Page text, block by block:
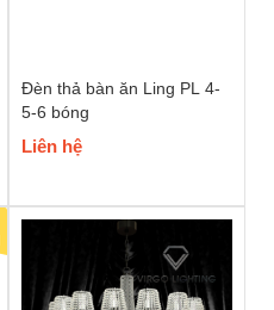
Đèn thả bàn ăn Ling PL 4-
5-6 bóng
Liên hệ